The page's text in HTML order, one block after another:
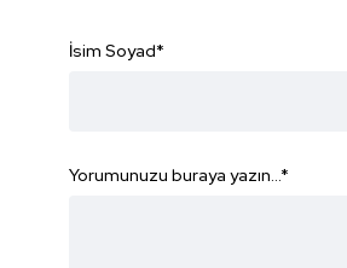
İsim Soyad*
Yorumunuzu buraya yazın...*